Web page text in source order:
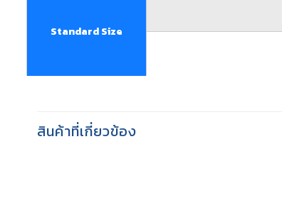
Standard Size
สินค้าที่เกี่ยวข้อง